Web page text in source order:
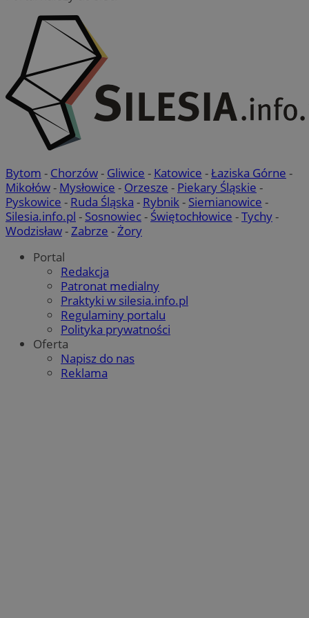
Bytom - Chorzów- Gliwice - Katowice -Łaziska Górne -
Mikołów- Mysłowice - Orzesze - Piekary Śląskie -
Pyskowice - Ruda Śląska - Rybnik - Siemianowice -
Silesia.info.pl - Sosnowiec- Świętochłowice -Tychy-
Wodzisław- Zabrze - Żory
Portal
Redakcja
Patronat medialny
Praktyki w silesia.info.pl
Regulaminy portalu
Polityka prywatności
Oferta
Napisz do nas
Reklama
MvSessID
__cf_bm
Cloudflare
Inc.
30 minut
VISITOR_PRIVACY_METADATA